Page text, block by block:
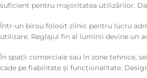
suficient pentru majoritatea utilizărilor.
Într-un birou folosit zilnic pentru lucru
utilizare. Reglajul fin al luminii devine un
În spații comerciale sau în zone tehnice,
cade pe fiabilitate și funcționalitate.